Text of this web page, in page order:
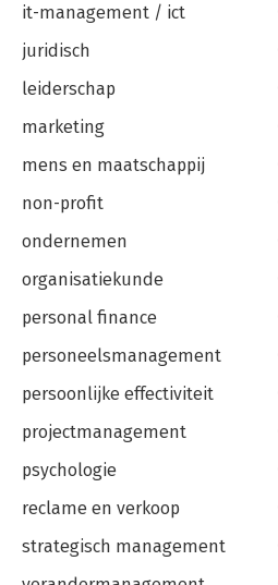
it-management / ict
juridisch
leiderschap
marketing
mens en maatschappij
non-profit
ondernemen
organisatiekunde
personal finance
personeelsmanagement
persoonlijke effectiviteit
projectmanagement
psychologie
reclame en verkoop
strategisch management